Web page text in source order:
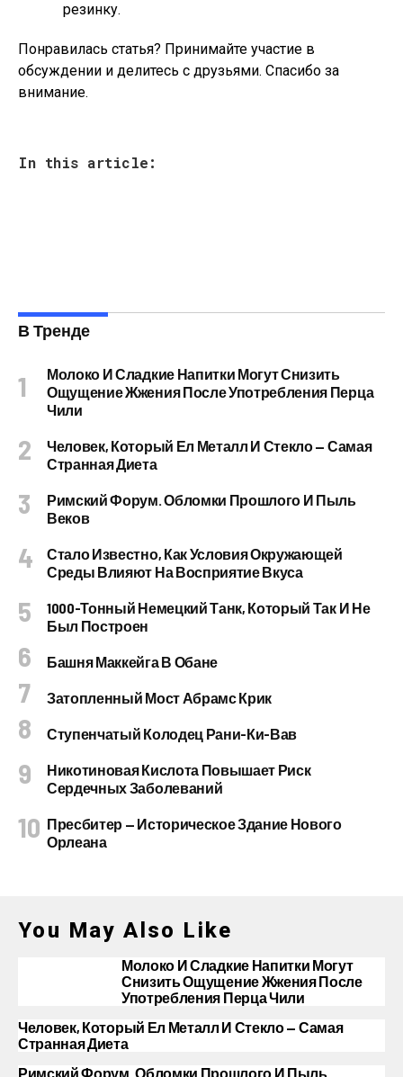
резинку.
Понравилась статья? Принимайте участие в
обсуждении и делитесь с друзьями. Спасибо за
внимание.
In this article:
В Тренде
Молоко И Сладкие Напитки Могут Снизить
Ощущение Жжения После Употребления Перца
Чили
Человек, Который Ел Металл И Стекло — Самая
Странная Диета
Римский Форум. Обломки Прошлого И Пыль
Веков
Стало Известно, Как Условия Окружающей
Среды Влияют На Восприятие Вкуса
1000-Тонный Немецкий Танк, Который Так И Не
Был Построен
Башня Маккейга В Обане
Затопленный Мост Абрамс Крик
Ступенчатый Колодец Рани-Ки-Вав
Никотиновая Кислота Повышает Риск
Сердечных Заболеваний
Пресбитер — Историческое Здание Нового
Орлеана
You May Also Like
Молоко И Сладкие Напитки Могут
Снизить Ощущение Жжения После
Употребления Перца Чили
Человек, Который Ел Металл И Стекло — Самая
Странная Диета
Римский Форум. Обломки Прошлого И Пыль